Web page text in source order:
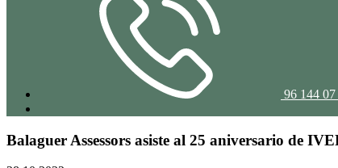
96 144
Balaguer Assessors asiste al 25 aniversario de